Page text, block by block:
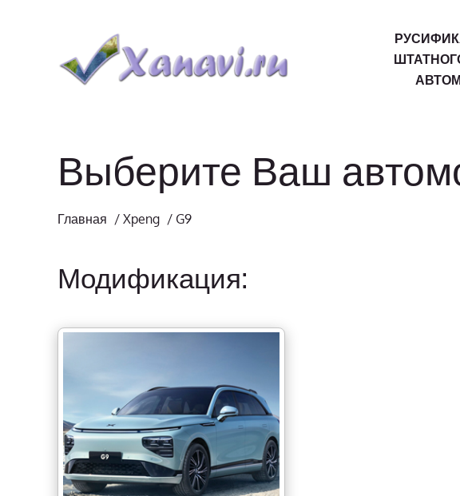
Выберите Ваш
Главная / Xpeng / G9
Модификация: